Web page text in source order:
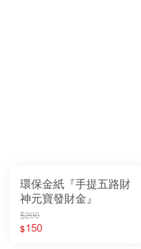
環保金紙『手提五路財
神元寶發財金』
$200
$150